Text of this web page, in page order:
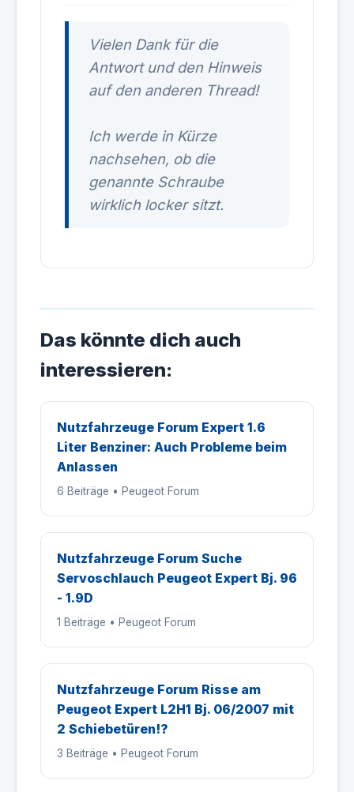
Vielen Dank für die
Antwort und den Hinweis
auf den anderen Thread!
Ich werde in Kürze
nachsehen, ob die
genannte Schraube
wirklich locker sitzt.
Das könnte dich auch
interessieren:
Nutzfahrzeuge Forum Expert 1.6
Liter Benziner: Auch Probleme beim
Anlassen
6 Beiträge • Peugeot Forum
Nutzfahrzeuge Forum Suche
Servoschlauch Peugeot Expert Bj. 96
- 1.9D
1 Beiträge • Peugeot Forum
Nutzfahrzeuge Forum Risse am
Peugeot Expert L2H1 Bj. 06/2007 mit
2 Schiebetüren!?
3 Beiträge • Peugeot Forum